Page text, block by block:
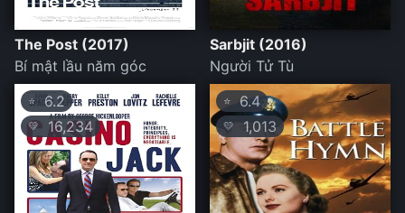
The Post (2017)
Bí mật lầu năm góc
Sarbjit (2016)
Người Tử Tù
⭐6.2
💛16,234
⭐ 6.4
💛 1,013